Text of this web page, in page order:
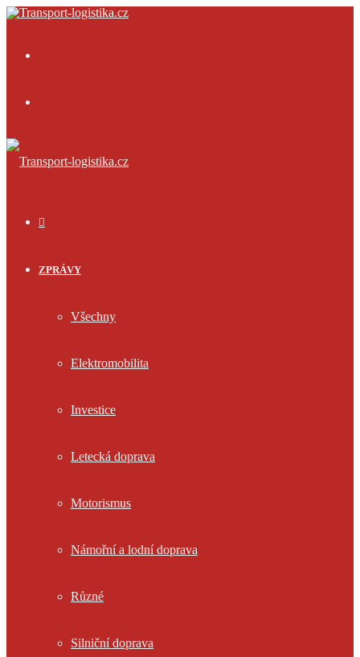
ZPRÁVY
Všechny
Elektromobilita
Investice
Letecká doprava
Motorismus
Námořní a lodní doprava
Různé
Silniční doprava